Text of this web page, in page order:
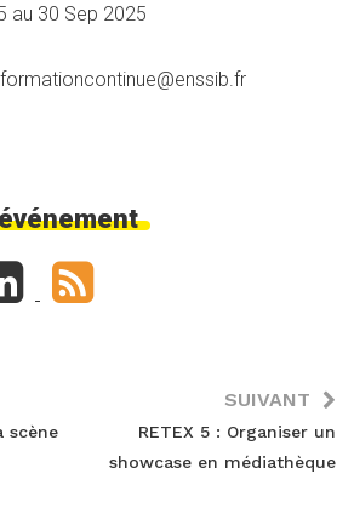
au 30 Sep 2025
formationcontinue@enssib.fr
scène
SUIVANT
RETEX 5 : Organiser un
showcase en médiathèque